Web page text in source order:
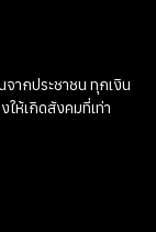
จากประชาชน ทุกเงิน
ห้เกิดสังคมที่เท่า